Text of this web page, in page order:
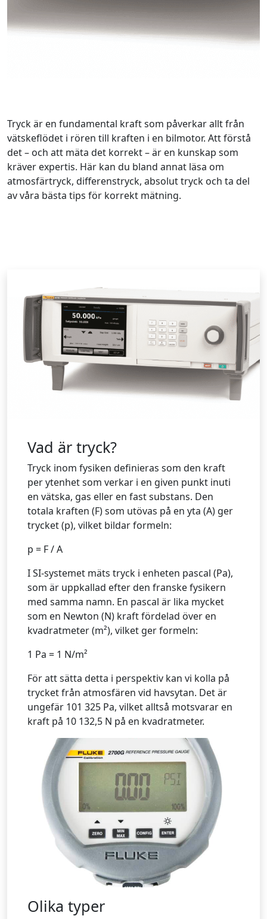
Tryck är en fundamental kraft som påverkar allt från
vätskeflödet i rören till kraften i en bilmotor. Att förstå
det – och att mäta det korrekt – är en kunskap som
kräver expertis. Här kan du bland annat läsa om
atmosfärtryck, differenstryck, absolut tryck och ta del
av våra bästa tips för korrekt mätning.
Vad är tryck?
Tryck inom fysiken definieras som den kraft
per ytenhet som verkar i en given punkt inuti
en vätska, gas eller en fast substans. Den
totala kraften (F) som utövas på en yta (A) ger
trycket (p), vilket bildar formeln:
p = F / A
I SI-systemet mäts tryck i enheten pascal (Pa),
som är uppkallad efter den franske fysikern
med samma namn. En pascal är lika mycket
som en Newton (N) kraft fördelad över en
kvadratmeter (m²), vilket ger formeln:
1 Pa = 1 N/m²
För att sätta detta i perspektiv kan vi kolla på
trycket från atmosfären vid havsytan. Det är
ungefär 101 325 Pa, vilket alltså motsvarar en
kraft på 10 132,5 N på en kvadratmeter.
Olika typer